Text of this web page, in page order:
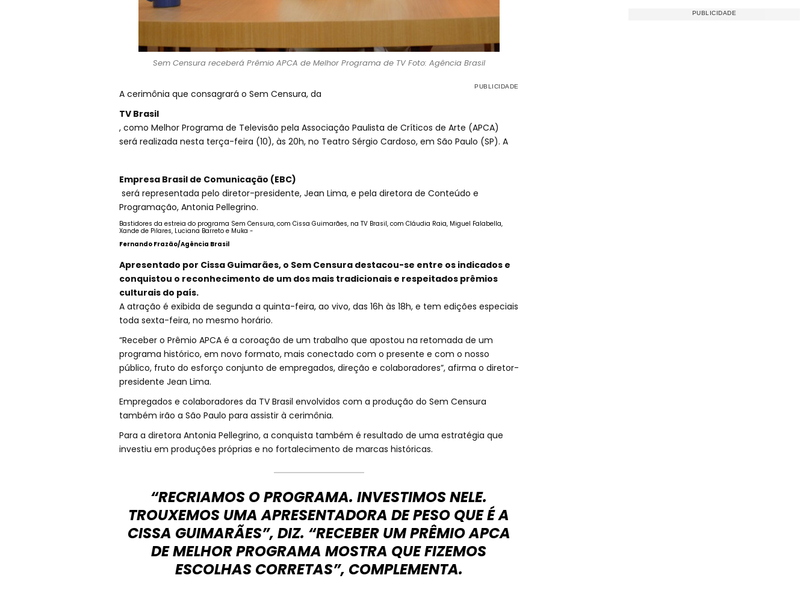
Sem Censura receberá Prêmio APCA de Melhor Programa de TV Foto: Agência Brasil
A cerimônia que consagrará o Sem Censura, da
TV Brasil
, como Melhor Programa de Televisão pela Associação Paulista de Críticos de Arte (APCA)
será realizada nesta terça-feira (10), às 20h, no Teatro Sérgio Cardoso, em São Paulo (SP). A
Empresa Brasil de Comunicação (EBC)
será representada pelo diretor-presidente, Jean Lima, e pela diretora de Conteúdo e
Programação, Antonia Pellegrino.
Bastidores da estreia do programa Sem Censura, com Cissa Guimarães, na TV Brasil, com Cláudia Raia, Miguel Falabella,
Xande de Pilares, Luciana Barreto e Muka -
Fernando Frazão/Agência Brasil
Apresentado por Cissa Guimarães, o Sem Censura destacou-se entre os indicados e
conquistou o reconhecimento de um dos mais tradicionais e respeitados prêmios
culturais do país.
A atração é exibida de segunda a quinta-feira, ao vivo, das 16h às 18h, e tem edições especiais
toda sexta-feira, no mesmo horário.
“Receber o Prêmio APCA é a coroação de um trabalho que apostou na retomada de um
programa histórico, em novo formato, mais conectado com o presente e com o nosso
público, fruto do esforço conjunto de empregados, direção e colaboradores”, afirma o diretor-
presidente Jean Lima.
Empregados e colaboradores da TV Brasil envolvidos com a produção do Sem Censura
também irão a São Paulo para assistir à cerimônia.
Para a diretora Antonia Pellegrino, a conquista também é resultado de uma estratégia que
investiu em produções próprias e no fortalecimento de marcas históricas.
“RECRIAMOS O PROGRAMA. INVESTIMOS NELE.
TROUXEMOS UMA APRESENTADORA DE PESO QUE É A
CISSA GUIMARÃES”, DIZ. “RECEBER UM PRÊMIO APCA
DE MELHOR PROGRAMA MOSTRA QUE FIZEMOS
ESCOLHAS CORRETAS”, COMPLEMENTA.